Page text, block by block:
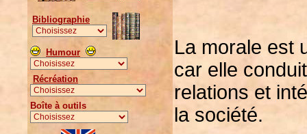
Bibliographie
Humour
Récréation
Boîte à outils
La morale est
car elle
relations et
la société.